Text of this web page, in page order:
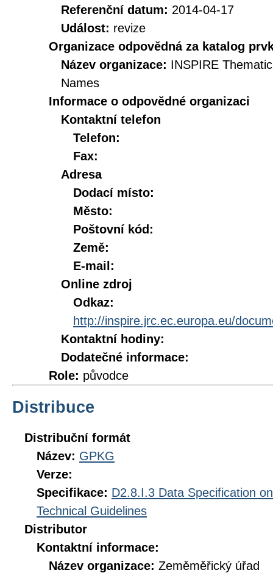
Referenční datum: 2014-04-17
Událost: revize
Organizace odpovědná za katalog
Název organizace: INSPIRE
Names
Informace o odpovědné organizaci
Kontaktní telefon
Telefon:
Fax:
Adresa
Dodací místo:
Město:
Poštovní kód:
Země:
E-mail:
Online zdroj
Odkaz:
http://inspire.jrc.ec.europa.eu/
Kontaktní hodiny:
Dodatečné informace:
Role: původce
Distribuce
Distribuční formát
Název: GPKG
Verze:
Specifikace: D2.8.I.3 Data Specification
Technical Guidelines
Distributor
Kontaktní informace:
Název organizace: Zeměměřický úřad